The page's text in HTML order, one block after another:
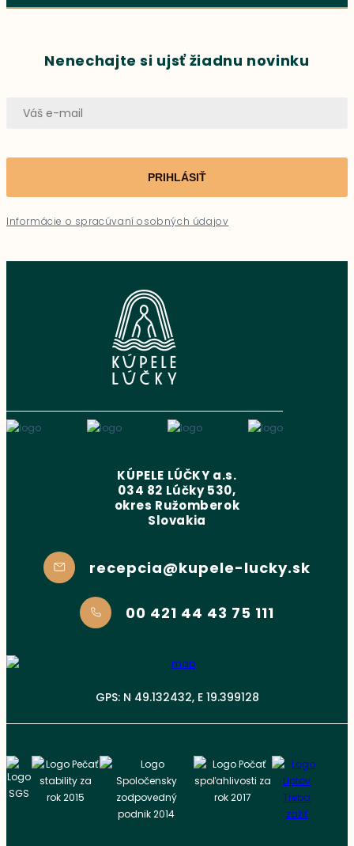
Nenechajte si ujsť žiadnu novinku
PRIHLÁSIŤ
Informácie o spracúvaní osobných údajov
KÚPELE LÚČKY a.s.
034 82 Lúčky 530,
okres Ružomberok
Slovakia
recepcia@kupele-lucky.sk
00 421 44 43 75 111
GPS: N 49.132432, E 19.399128